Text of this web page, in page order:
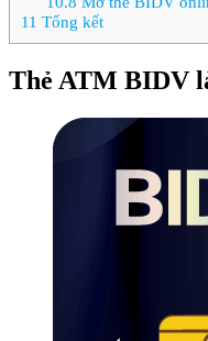
11 Tổng kết
Thẻ ATM BIDV